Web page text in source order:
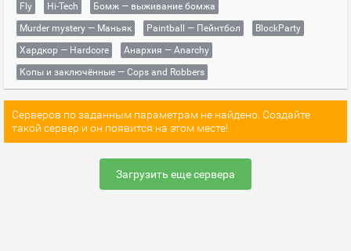
Fly
Hi-Tech
Бомж — выживание бомжа
Murder mystery — Маньяк
Paintball — Пейнтбол
BlockParty
Хардкор — Hardcore
Анархия — Anarchy
Копы и заключённые — Cops and Robbers
Серверов по заданным параметрам не найдено. Создайте
такой сервер и он появится на этом месте!
Загрузить еще сервера